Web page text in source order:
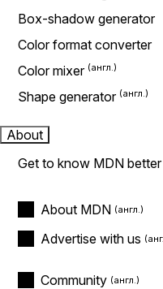
Box-shadow generator
Color format converter
Color mixer
Shape generator
About
Get to know MDN better
About MDN
Advertise with us
Community